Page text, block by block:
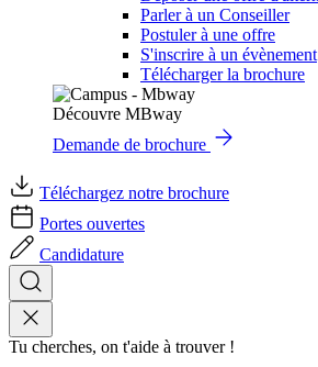
Parler à un Conseiller
Postuler à une offre
S'inscrire à un évènement
Télécharger la brochure
Découvre MBway
Demande de brochure
Téléchargez notre brochure
Portes ouvertes
Candidature
Tu cherches, on t'aide à trouver !